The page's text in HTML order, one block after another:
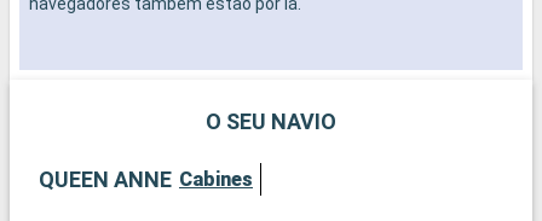
navegadores também estão por lá.
O SEU NAVIO
QUEEN ANNE Cabines